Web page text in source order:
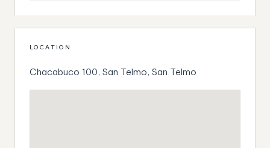
LOCATION
Chacabuco 100, San Telmo, San Telmo